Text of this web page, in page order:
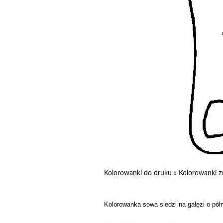
Kolorowanki do druku » Kolorowanki
Kolorowanka sowa siedzi na gałęzi o